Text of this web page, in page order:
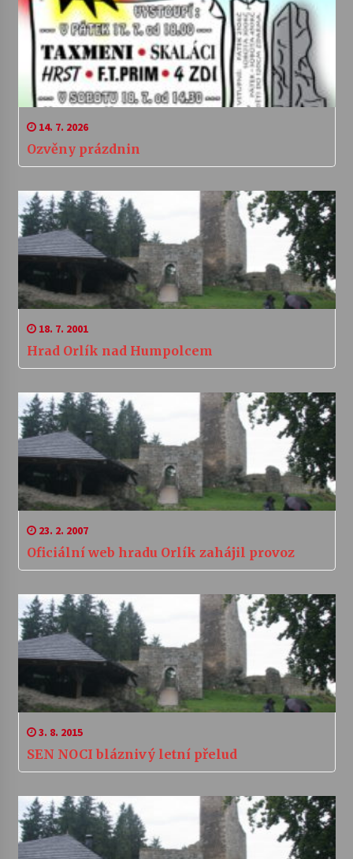
14. 7. 2026
Ozvěny prázdnin
18. 7. 2001
Hrad Orlík nad Humpolcem
23. 2. 2007
Oficiální web hradu Orlík zahájil provoz
3. 8. 2015
SEN NOCI bláznivý letní přelud